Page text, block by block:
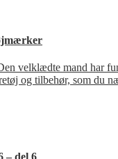
velklædte mand har
og tilbehør, som du
– del 6